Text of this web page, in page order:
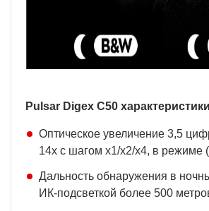
Pulsar Digex C50 характеристики
Оптическое увеличение 3,5
14х с шагом х1/х2/х4, в режиме
Дальность обнаружения в
ИК-подсветкой более 500